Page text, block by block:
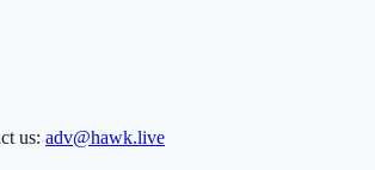
us: adv@hawk.live